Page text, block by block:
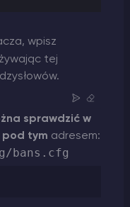
wpisz
tej
sprawdzić w
pod tym adresem:
bans.cfg